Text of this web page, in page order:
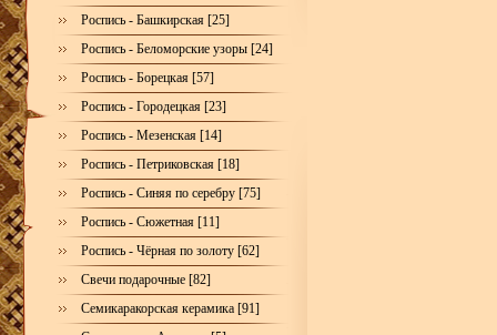
Роспись - Башкирская [25]
Роспись - Беломорские узоры [24]
Роспись - Борецкая [57]
Роспись - Городецкая [23]
Роспись - Мезенская [14]
Роспись - Петриковская [18]
Роспись - Синяя по серебру [75]
Роспись - Сюжетная [11]
Роспись - Чёрная по золоту [62]
Свечи подарочные [82]
Семикаракорская керамика [91]